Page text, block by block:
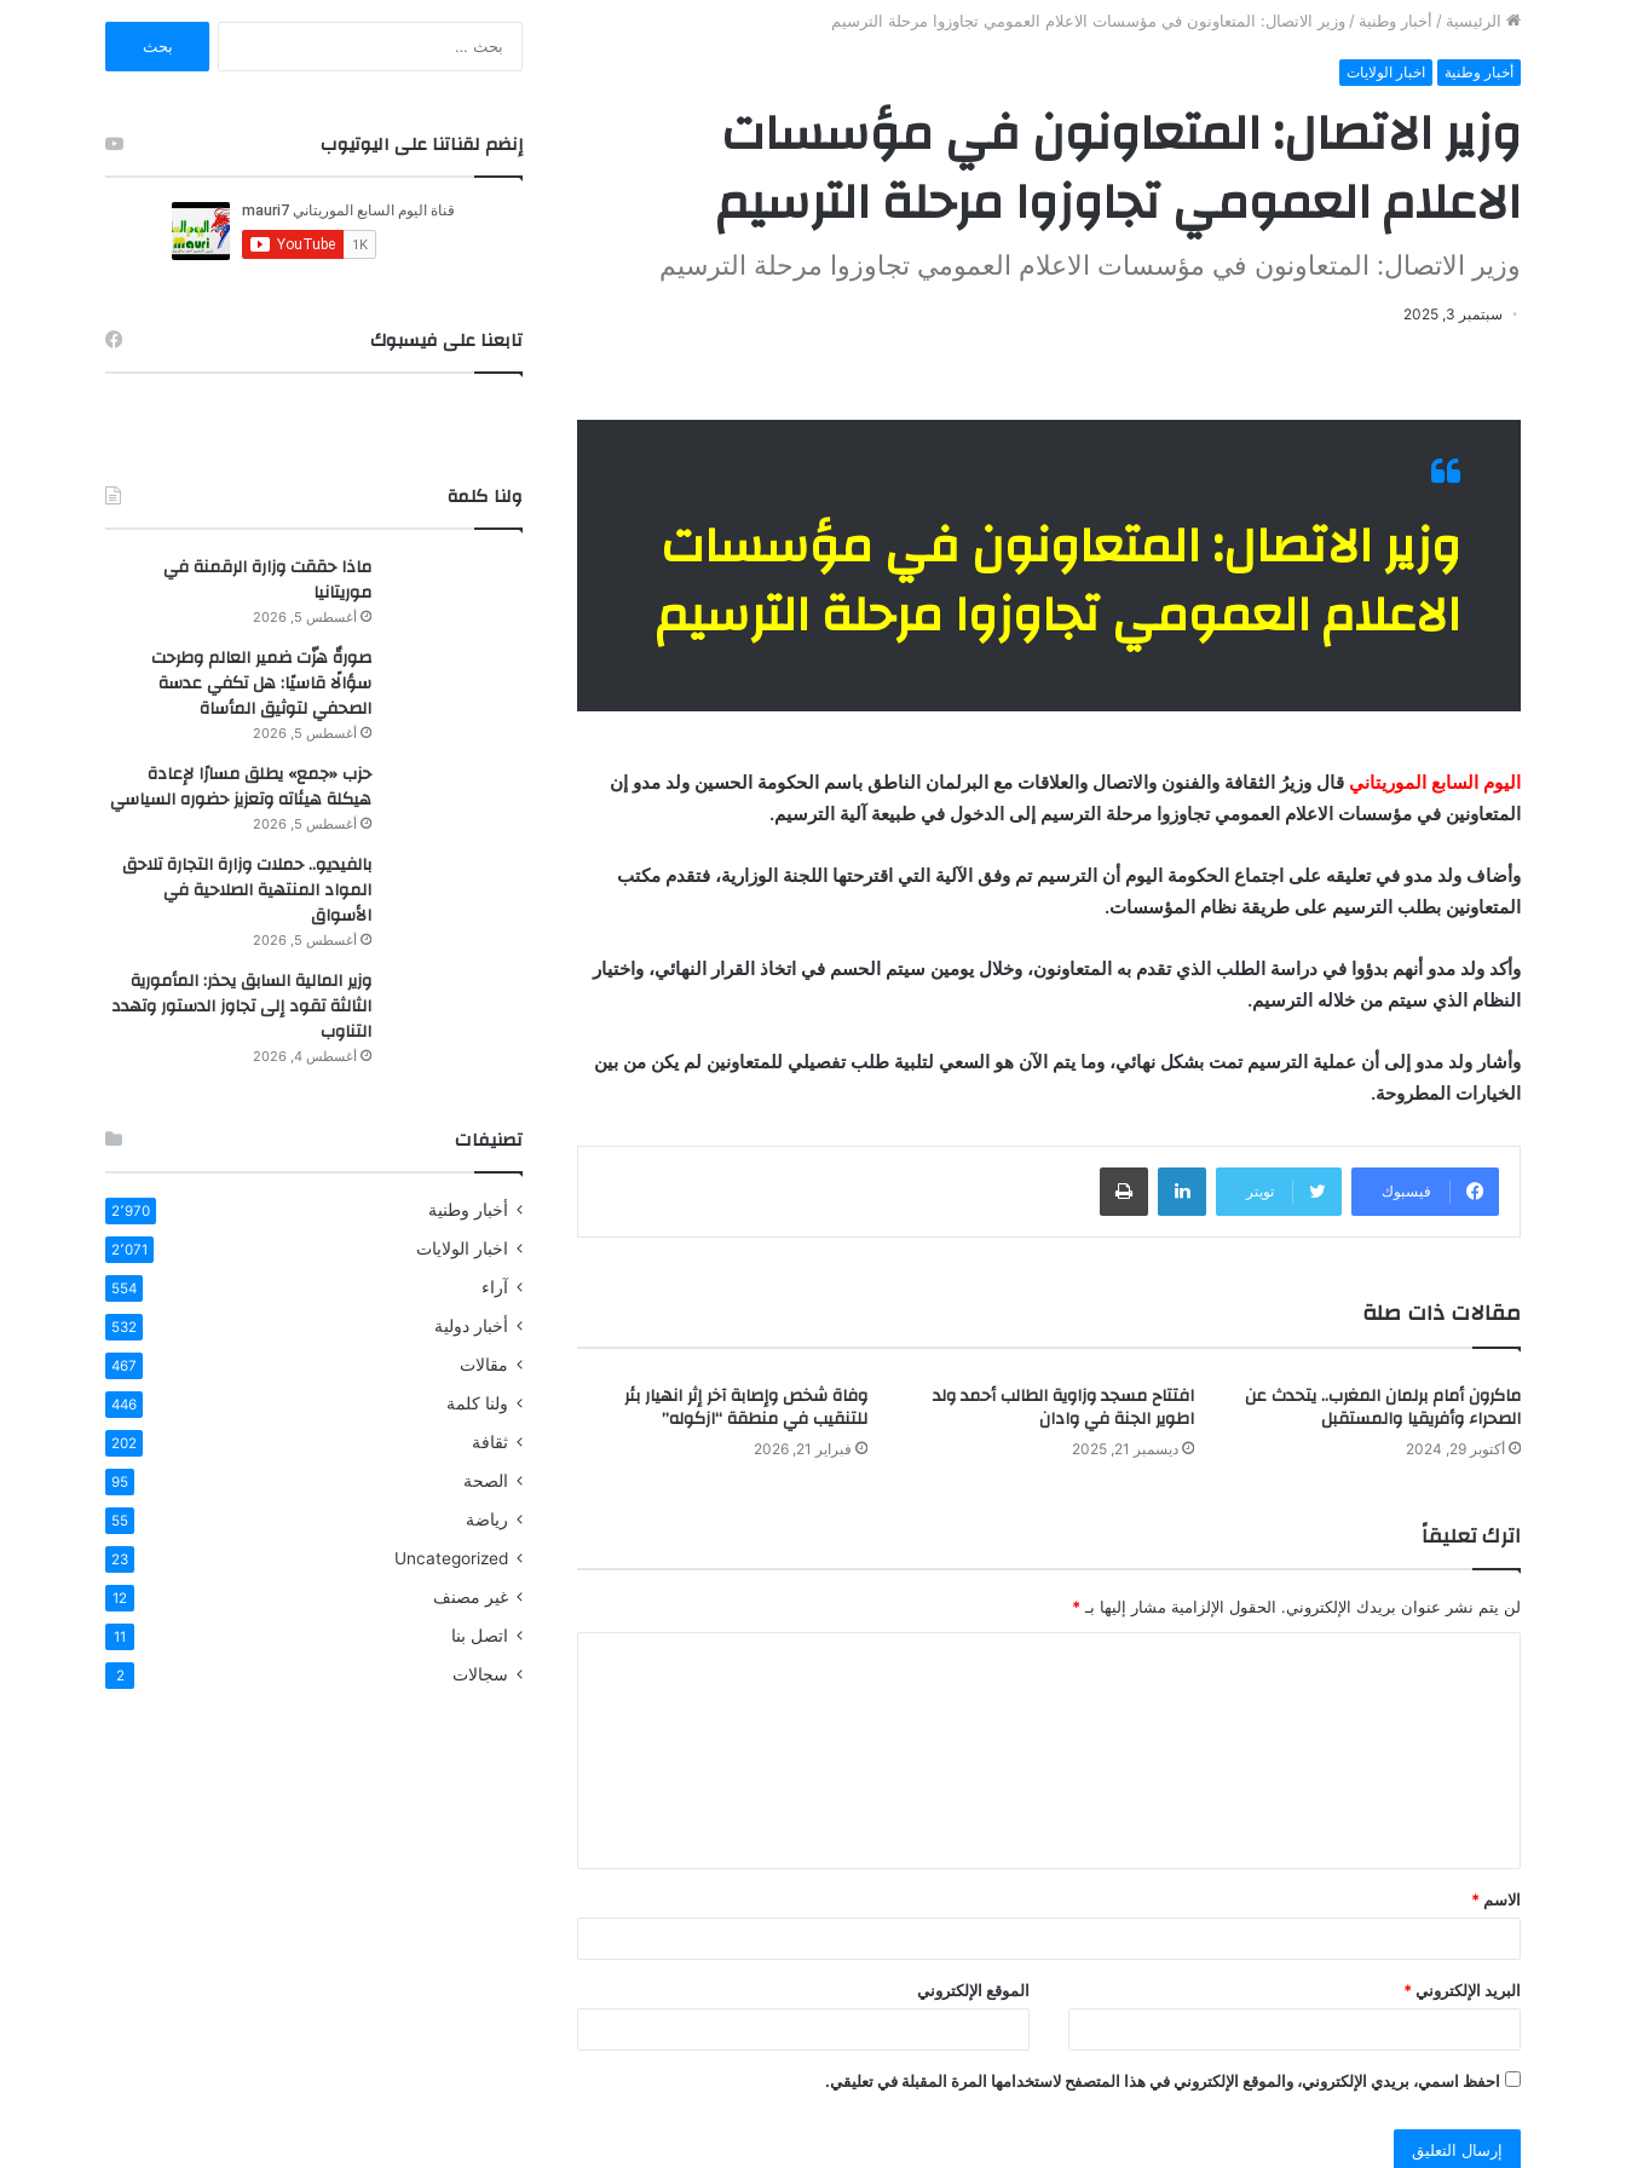
الرئيسية / أخبار وطنية / وزير الاتصال: المتعاونون في مؤسسات الاعلام العمومي تجاوزوا مرحلة الترسيم
أخبار وطنية اخبار الولايات
وزير الاتصال: المتعاونون في مؤسسات
الاعلام العمومي تجاوزوا مرحلة الترسيم
وزير الاتصال: المتعاونون في مؤسسات الاعلام العمومي تجاوزوا مرحلة الترسيم
سبتمبر 3, 2025
وزير الاتصال: المتعاونون في مؤسسات
الاعلام العمومي تجاوزوا مرحلة الترسيم
اليوم السابع الموريتاني قال وزيرُ الثقافة والفنون والاتصال والعلاقات مع البرلمان الناطق باسم الحكومة الحسين ولد مدو إن
المتعاونين في مؤسسات الاعلام العمومي تجاوزوا مرحلة الترسيم إلى الدخول في طبيعة آلية الترسيم.
وأضاف ولد مدو في تعليقه على اجتماع الحكومة اليوم أن الترسيم تم وفق الآلية التي اقترحتها اللجنة الوزارية، فتقدم مكتب
المتعاونين بطلب الترسيم على طريقة نظام المؤسسات.
وأكد ولد مدو أنهم بدؤوا في دراسة الطلب الذي تقدم به المتعاونون، وخلال يومين سيتم الحسم في اتخاذ القرار النهائي، واختيار
النظام الذي سيتم من خلاله الترسيم.
وأشار ولد مدو إلى أن عملية الترسيم تمت بشكل نهائي، وما يتم الآن هو السعي لتلبية طلب تفصيلي للمتعاونين لم يكن من بين
الخيارات المطروحة.
فيسبوك تويتر
لينكدإن
مقالات ذات صلة
ماكرون أمام برلمان المغرب.. يتحدث عن
الصحراء وأفريقيا والمستقبل
أكتوبر 29, 2024
افتتاح مسجد وزاوية الطالب أحمد ولد
اطوير الجنة في وادان
ديسمبر 21, 2025
وفاة شخص وإصابة آخر إثر انهيار بئر
للتنقيب في منطقة “ازكوله”
فبراير 21, 2026
اترك تعليقاً
لن يتم نشر عنوان بريدك الإلكتروني. الحقول الإلزامية مشار إليها بـ *
ق
*
الاسم *
البريد الإلكتروني * الموقع الإلكتروني
احفظ اسمي، بريدي الإلكتروني، والموقع الإلكتروني في هذا المتصفح لاستخدامها المرة المقبلة في تعليقي.
:
إنضم لقناتنا على اليوتيوب
تابعنا على فيسبوك
ولنا كلمة
ماذا حققت وزارة الرقمنة في
موريتانيا
أغسطس 5, 2026
صورةٌ هزّت ضمير العالم وطرحت
سؤالًا قاسيًا: هل تكفي عدسة
الصحفي لتوثيق المأساة
أغسطس 5, 2026
حزب «جمع» يطلق مسارًا لإعادة
هيكلة هيئاته وتعزيز حضوره السياسي
أغسطس 5, 2026
بالفيديو.. حملات وزارة التجارة تلاحق
المواد المنتهية الصلاحية في
الأسواق
أغسطس 5, 2026
وزير المالية السابق يحذر: المأمورية
الثالثة تقود إلى تجاوز الدستور وتهدد
التناوب
أغسطس 4, 2026
تصنيفات
أخبار وطنية 2٬970
اخبار الولايات 2٬071
آراء 554
أخبار دولية 532
مقالات 467
ولنا كلمة 446
ثقافة 202
الصحة 95
رياضة 55
Uncategorized
23
غير مصنف 12
اتصل بنا 11
سجالات 2